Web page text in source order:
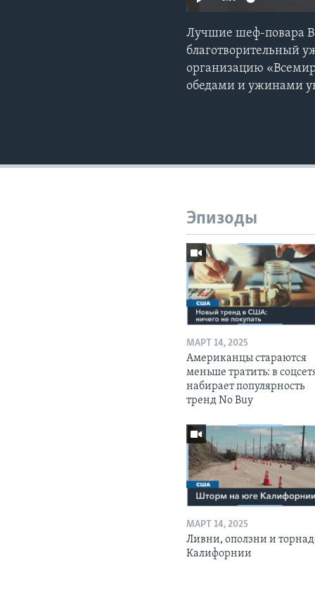
Лучшие шеф-повара
благотворительный
организацию
обедами и ужинами
Эпизоды
МАРТ 14, 2025
Американцы стараются
меньше тратить: в
набирает популярность
тренд No Buy
МАРТ 14, 2025
Ливни, оползни и
Калифорнии